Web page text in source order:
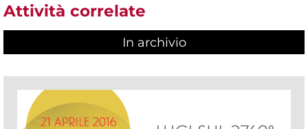
Attività correlate
In archivio